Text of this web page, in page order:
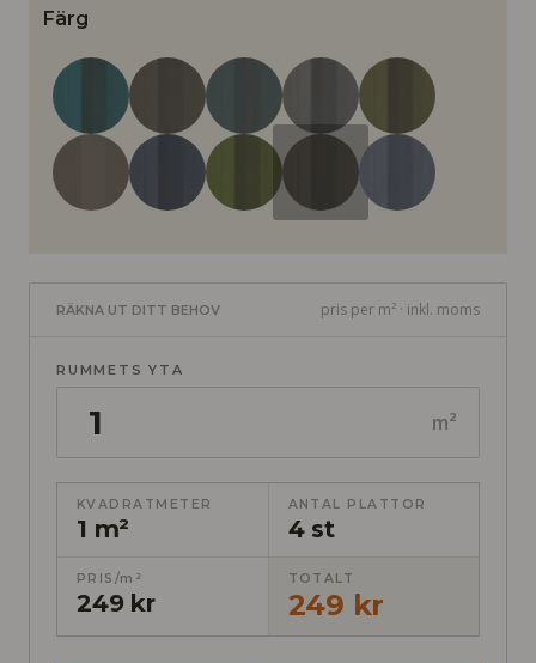
Färg
RÄKNA UT DITT BEHOV pris per m² · inkl. moms
RUMMETS YTA
m²
KVADRATMETER
1 m²
ANTAL PLATTOR
4 st
PRIS/m²
249 kr
TOTALT
249 kr